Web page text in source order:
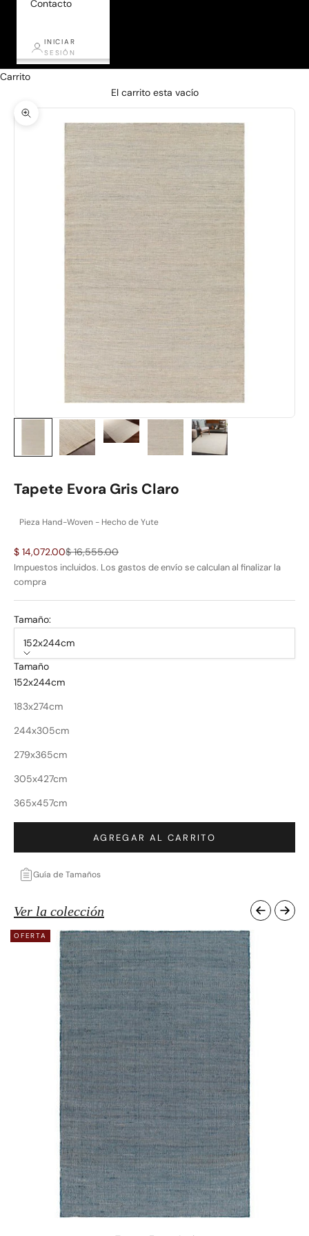
Contacto
INICIAR
SESIÓN
Carrito
El carrito esta vacío
Zoom
Tapete Evora Gris Claro
Pieza Hand-Woven - Hecho de Yute
Precio de oferta
$ 14,072.00Precio normal
$ 16,555.00
Impuestos incluidos. Los gastos de envío se calculan al finalizar la
compra
Tamaño:
152x244cm
Tamaño
152x244cm
183x274cm
244x305cm
279x365cm
305x427cm
365x457cm
AGREGAR AL CARRITO
Guía de Tamaños
Ver la colección
OFERTA